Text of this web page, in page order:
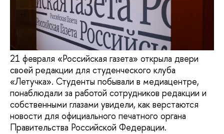
21 февраля «Российская газета» открыла двери
своей редакции для студенческого клуба
«Летучка». Студенты побывали в медиацентре,
понаблюдали за работой сотрудников редакции и
собственными глазами увидели, как верстаются
новости для официального печатного органа
Правительства Российской Федерации.